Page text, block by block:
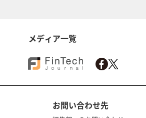
メディア一覧
お問い合わせ先